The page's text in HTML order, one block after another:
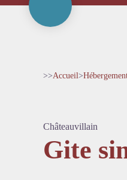
>>Accueil>
Châteauvillain
Gite